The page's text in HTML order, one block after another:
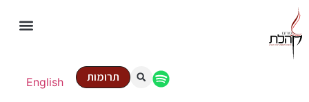
English תרומות